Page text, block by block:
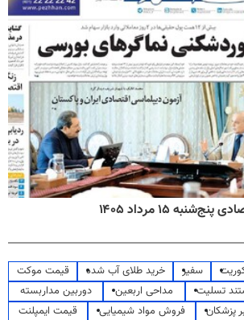
۱۵ مرداد ۱۴۰۵
سفیر خرید طلای آب شده
قیمت موکت
تسلیت مداحی اربعین
دوربین مداربسته
پزشکان
فروش مواد شیمیایی
قیمت ایمپلنت